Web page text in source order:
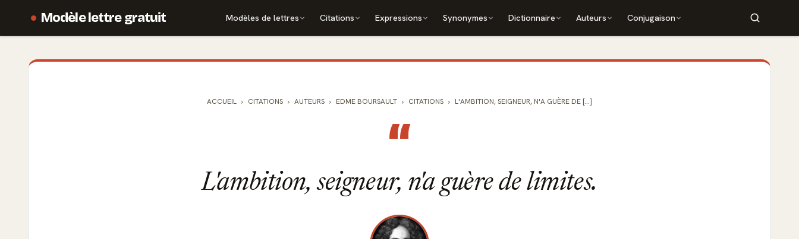
Modèle lettre gratuit Modèles de lettres Citations Expressions Synonymes Dictionnaire Auteurs Conjugaison
ACCUEIL CITATIONS AUTEURS EDME BOURSAULT CITATIONS L'AMBITION, SEIGNEUR, N'A GUÈRE DE [...]
“
L'ambition, seigneur, n'a guère de limites.